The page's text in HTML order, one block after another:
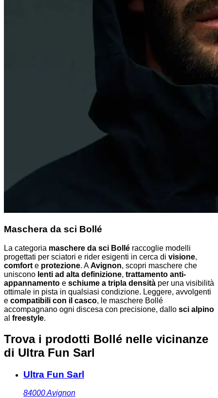
Maschera da sci Bollé
La categoria maschere da sci Bollé raccoglie modelli
progettati per sciatori e rider esigenti in cerca di visione,
comfort e protezione. AAvignon, scopri maschere che
uniscono lenti ad alta definizione, trattamento anti-
appannamento e schiume a tripla densità per una visibilità
ottimale in pista in qualsiasi condizione. Leggere, avvolgenti
e compatibili con il casco, le maschere Bollé
accompagnano ogni discesa con precisione, dallo sci alpino
al freestyle.
Trova i prodotti Bollé nelle vicinanze
di Ultra Fun Sarl
Ultra Fun Sarl
84000Avignon